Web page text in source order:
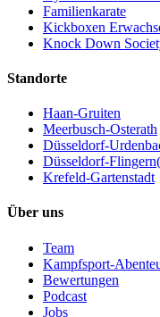
Familienkarate
Kickboxen
Knock Down
Standorte
Haan-Gruiten
Meerbusch-Osterath
Düsseldorf-
Düsseldorf-Flingern(
Krefeld-Gartenstadt
Über uns
Team
Kampfsport-
Bewertungen
Podcast
Jobs